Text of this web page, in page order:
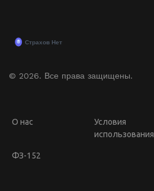
© 2026. Все права защищены.
О нас
Условия
использования
ФЗ-152